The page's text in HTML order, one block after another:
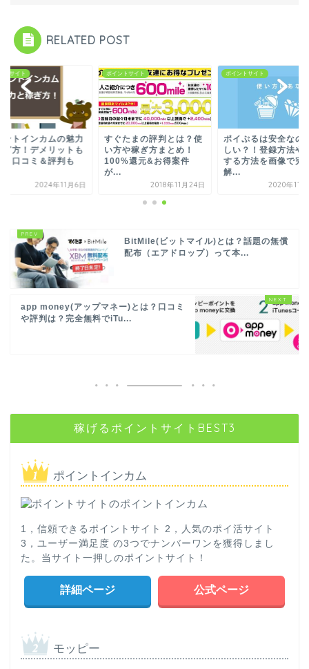
RELATED POST
トサイト
ントインカムの魅力
ぎ方！デメリットも
？口コミ＆評判も
2024年11月6日
ポイントサイト
すぐたまの評判とは？使
い方や稼ぎ方まとめ！
100%還元&お得案件
が...
2018年11月24日
ポイントサイト
ポイぷるは安全なの
しい？！登録方法や
する方法を画像で完
解...
2020年11
BitMile(ビットマイル)とは？話題の無償
配布（エアドロップ）って本...
app money(アップマネー)とは？口コミ
や評判は？完全無料でiTu...
稼げるポイントサイトBEST3
ポイントインカム
1，信頼できるポイントサイト 2，人気のポイ活サイト
3，ユーザー満足度 の3つでナンバーワンを獲得しまし
た。当サイト一押しのポイントサイト！
詳細ページ 公式ページ
モッピー